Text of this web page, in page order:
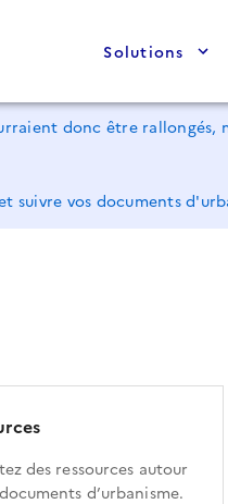
Solutions
donc être
suivre vos documents
des ressources autour
d’urbanisme.